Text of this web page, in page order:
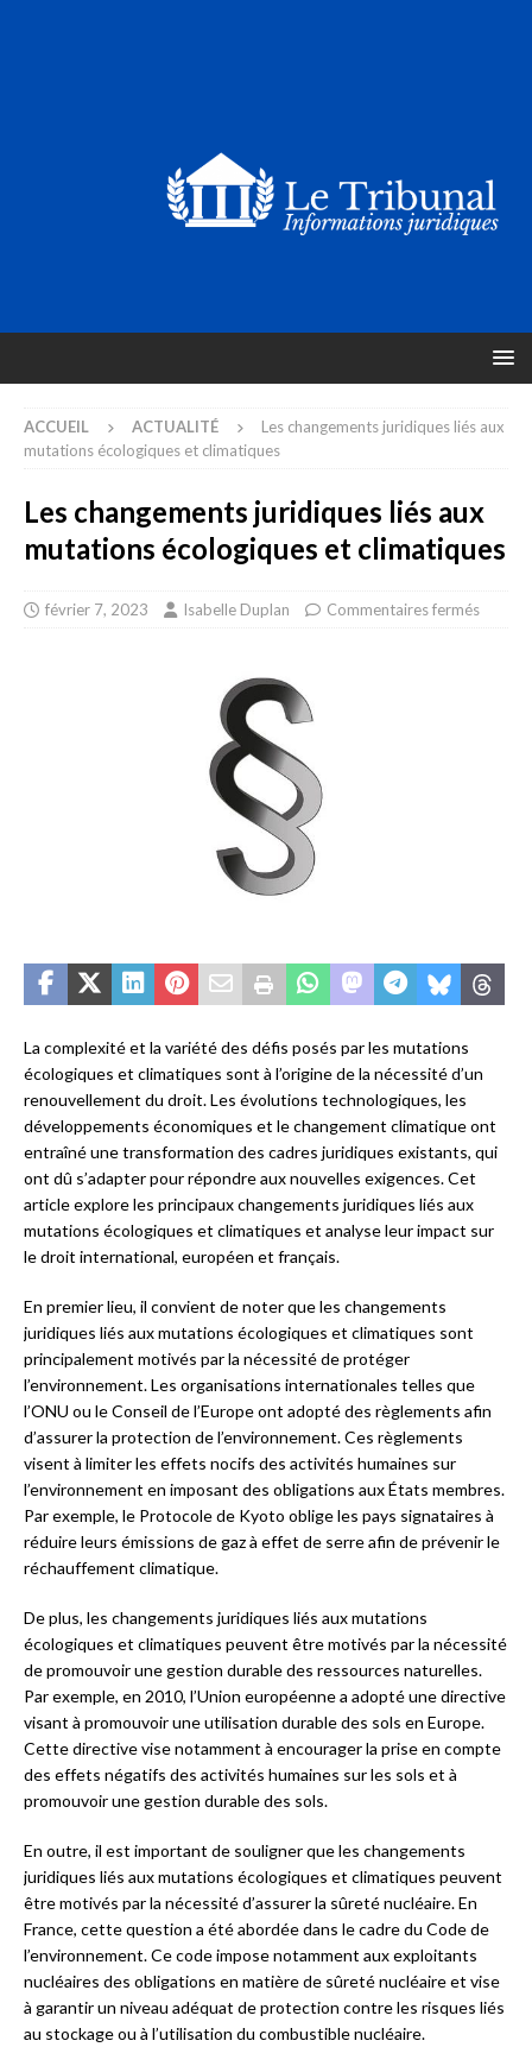
ACCUEIL ACTUALITÉ
Les changements juridiques liés aux
mutations écologiques et climatiques
Les changements juridiques liés aux
mutations écologiques et climatiques
février 7, 2023 Isabelle Duplan Commentaires fermés
La complexité et la variété des défis posés par les mutations
écologiques et climatiques sont à l’origine de la nécessité d’un
renouvellement du droit. Les évolutions technologiques, les
développements économiques et le changement climatique ont
entraîné une transformation des cadres juridiques existants, qui
ont dû s’adapter pour répondre aux nouvelles exigences. Cet
article explore les principaux changements juridiques liés aux
mutations écologiques et climatiques et analyse leur impact sur
le droit international, européen et français.
En premier lieu, il convient de noter que les changements
juridiques liés aux mutations écologiques et climatiques sont
principalement motivés par la nécessité de protéger
l’environnement. Les organisations internationales telles que
l’ONU ou le Conseil de l’Europe ont adopté des règlements afin
d’assurer la protection de l’environnement. Ces règlements
visent à limiter les effets nocifs des activités humaines sur
l’environnement en imposant des obligations aux États membres.
Par exemple, le Protocole de Kyoto oblige les pays signataires à
réduire leurs émissions de gaz à effet de serre afin de prévenir le
réchauffement climatique.
De plus, les changements juridiques liés aux mutations
écologiques et climatiques peuvent être motivés par la nécessité
de promouvoir une gestion durable des ressources naturelles.
Par exemple, en 2010, l’Union européenne a adopté une directive
visant à promouvoir une utilisation durable des sols en Europe.
Cette directive vise notamment à encourager la prise en compte
des effets négatifs des activités humaines sur les sols et à
promouvoir une gestion durable des sols.
En outre, il est important de souligner que les changements
juridiques liés aux mutations écologiques et climatiques peuvent
être motivés par la nécessité d’assurer la sûreté nucléaire. En
France, cette question a été abordée dans le cadre du Code de
l’environnement. Ce code impose notamment aux exploitants
nucléaires des obligations en matière de sûreté nucléaire et vise
à garantir un niveau adéquat de protection contre les risques liés
au stockage ou à l’utilisation du combustible nucléaire.